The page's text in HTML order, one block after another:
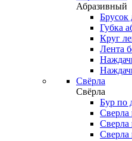
Абразивный
Брусок
Губка
Круг
Лента
Свёрла
Свёрла
Бур по
Сверла
Сверла
Сверла